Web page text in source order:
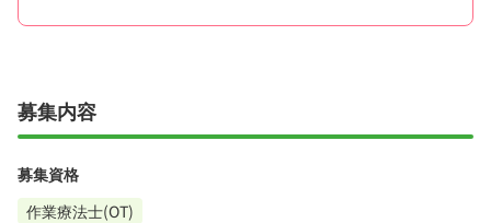
募集内容
募集資格
作業療法士(OT)